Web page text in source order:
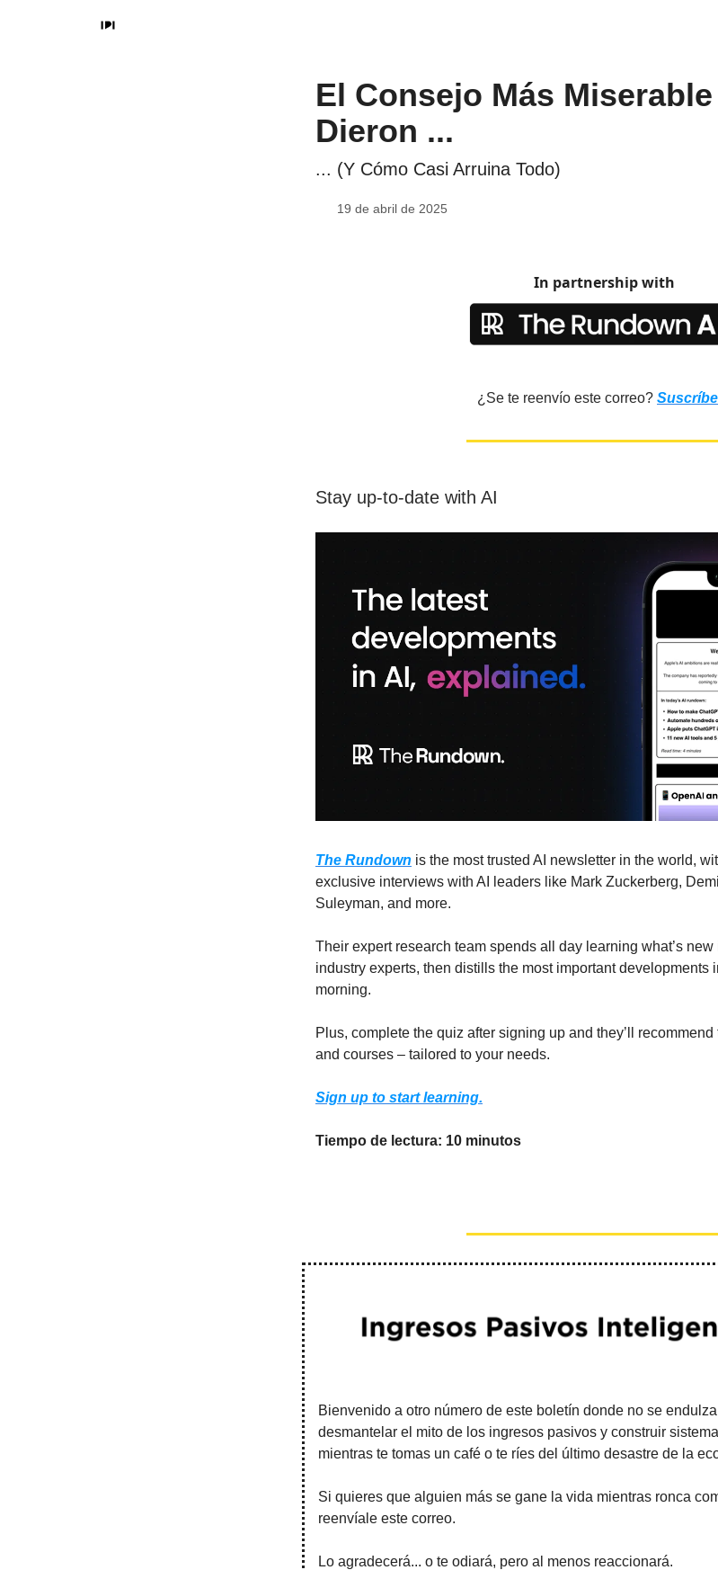
El Consejo Más
Dieron ...
... (Y Cómo Casi Arruina Todo)
19 de abril de 2025
In partnership with
¿Se te reenvío este correo?
Stay up-to-date with AI
The Rundown is the most trusted AI newsletter in the world,
exclusive interviews with AI leaders like Mark Zuckerberg,
Suleyman, and more.
Their expert research team spends all day learning what’s
industry experts, then distills the most important developments
morning.
Plus, complete the quiz after signing up and they’ll
and courses – tailored to your needs.
Sign up to start learning.
Tiempo de lectura: 10 minutos
Bienvenido a otro número de este boletín donde no se
desmantelar el mito de los ingresos pasivos y construir
mientras te tomas un café o te ríes del último desastre de la
Si quieres que alguien más se gane la vida mientras ronca
reenvíale este correo.
Lo agradecerá... o te odiará, pero al menos reaccionará.